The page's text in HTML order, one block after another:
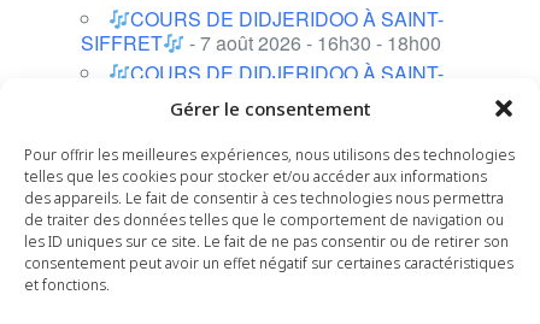
Gérer le consentement
Pour offrir les meilleures expériences, nous utilisons des technologies
telles que les cookies pour stocker et/ou accéder aux informations
des appareils. Le fait de consentir à ces technologies nous permettra
de traiter des données telles que le comportement de navigation ou
les ID uniques sur ce site. Le fait de ne pas consentir ou de retirer son
consentement peut avoir un effet négatif sur certaines caractéristiques
et fonctions.
COURS DE DIDJERIDOO À SAINT-
SIFFRET
- 7 août 2026 - 16h30 - 18h00
COURS DE DIDJERIDOO À SAINT-
- 14 août 2026 - 16h30 - 18h00
SIFFRET
- 21 août 2026 - 16h30 - 18h00
COURS DE DIDJERIDOO À SAINT-
SIFFRET
- 28 août 2026 - 16h30 - 18h00
COURS DE DIDJERIDOO À SAINT-
SIFFRET
- 4 septembre 2026 - 16h30 - 18h00